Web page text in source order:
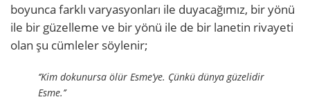
boyunca farklı varyasyonları ile duyacağımız, bir yönü
ile bir güzelleme ve bir yönü ile de bir lanetin rivayeti
olan şu cümleler söylenir;
‘’Kim dokunursa ölür Esme’ye. Çünkü dünya güzelidir
Esme.’’